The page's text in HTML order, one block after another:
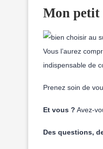
Mon petit
Vous l’aurez
indispensable de
Prenez soin de
Et vous ? Avez-
Des questions,